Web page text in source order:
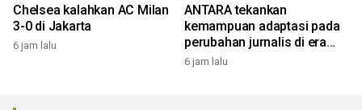
Chelsea kalahkan AC Milan
3-0 di Jakarta
6 jam lalu
ANTARA tekankan
kemampuan adaptasi pada
perubahan jurnalis di era
digital
6 jam lalu